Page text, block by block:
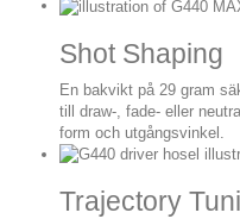
Shot Shaping
En bakvikt på 29 gram
till draw-, fade- eller
form och utgångsvinkel.
Trajectory